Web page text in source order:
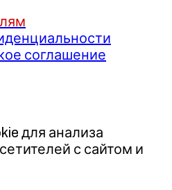
соглашение
для анализа
с сайтом и